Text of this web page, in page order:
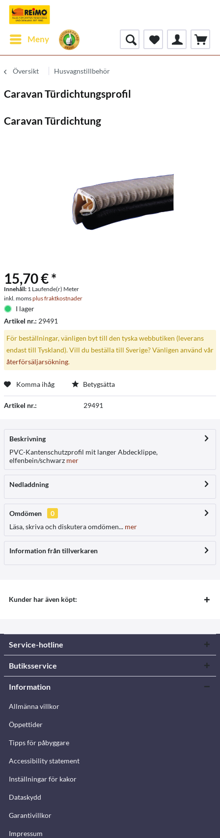
Meny
Översikt Husvagnstillbehör
Caravan Türdichtungsprofil
Caravan Türdichtung
15,70 € *
Innehåll: 1 Laufende(r) Meter
inkl. momsplus fraktkostnader
I lager
Artikel nr.: 29491
För beställningar, vänligen byt till den tyska webbutiken (leverans
endast till Tyskland). Vill du beställa till Sverige? Vänligen använd vår
återförsäljarsökning.
Komma ihåg Betygsätta
Artikel nr.: 29491
Beskrivning
PVC-Kantenschutzprofil mit langer Abdecklippe,
elfenbein/schwarz mer
Nedladdning
Omdömen
0
Läsa, skriva och diskutera omdömen... mer
Information från tillverkaren
Kunder har även köpt:
Service-hotline
Butiksservice
Information
Allmänna villkor
Öppettider
Tipps för påbyggare
Accessibility statement
Inställningar för kakor
Dataskydd
Garantivillkor
Impressum